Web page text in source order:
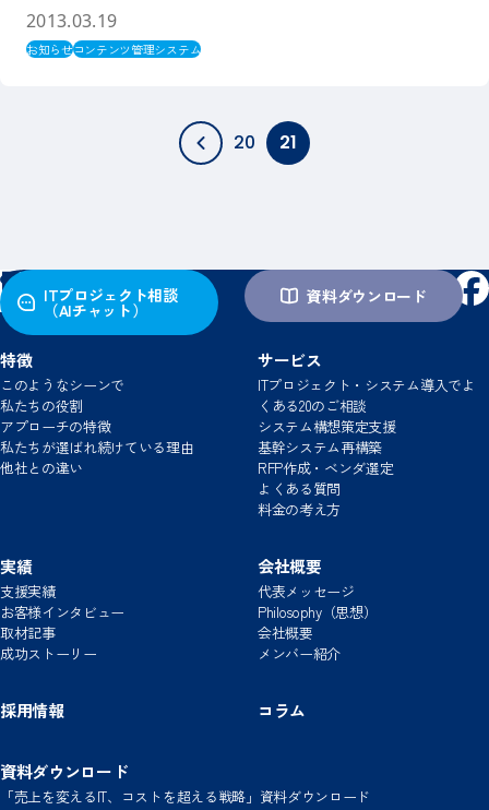
2013.03.19
お知らせコンテンツ管理システム
20 21
ITプロジェクト相談
（AIチャット）
資料ダウンロード
この進め方で、本当に大丈夫ですか？
ベンダ提案や進め方の違和感、まずは整理してみませんか？
特徴
このようなシーンで
私たちの役割
アプローチの特徴
私たちが選ばれ続けている理由
他社との違い
サービス
ITプロジェクト・システム導入でよ
くある20のご相談
システム構想策定支援
基幹システム再構築
RFP作成・ベンダ選定
よくある質問
料金の考え方
実績
支援実績
お客様インタビュー
取材記事
成功ストーリー
会社概要
代表メッセージ
Philosophy（思想）
会社概要
メンバー紹介
採用情報 コラム
資料ダウンロード
「売上を変えるIT、コストを超える戦略」資料ダウンロード